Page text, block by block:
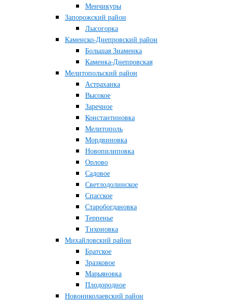
Менчикуры
Запорожский район
Лысогорка
Каменско-Днепровский район
Большая Знаменка
Каменка-Днепровская
Мелитопольский район
Астраханка
Высокое
Заречное
Константиновка
Мелитополь
Мордвиновка
Новопилиповка
Орлово
Садовое
Светлодолинское
Спасское
Старобогдановка
Терпенье
Тихоновка
Михайловский район
Братское
Зразковое
Марьяновка
Плодородное
Новониколаевский район